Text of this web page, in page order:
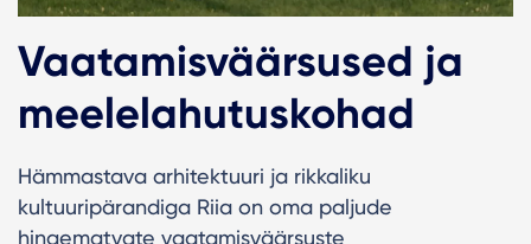
Vaatamisväärsused ja
meelelahutuskohad
Hämmastava arhitektuuri ja rikkaliku
kultuuripärandiga Riia on oma paljude
hingematvate vaatamisväärsuste